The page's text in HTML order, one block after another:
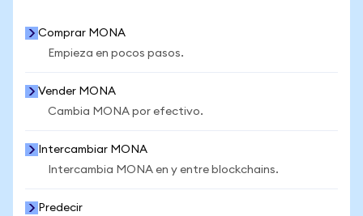
Comprar MONA
Empieza en pocos pasos.
Vender MONA
Cambia MONA por efectivo.
Intercambiar MONA
Intercambia MONA en y entre blockchains.
Predecir